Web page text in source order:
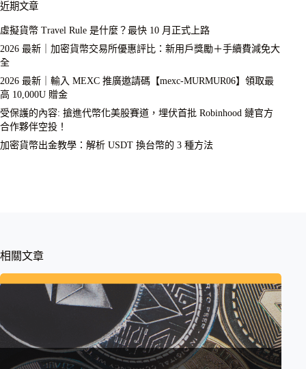
近期文章
虛擬貨幣 Travel Rule 是什麼？最快 10 月正式上路
2026 最新｜加密貨幣交易所優惠評比：新用戶獎勵＋手續費減免大
全
2026 最新｜輸入 MEXC 推廣邀請碼【mexc-MURMUR06】領取最
高 10,000U 贈金
受保護的內容: 搶進代幣化美股賽道，埋伏首批 Robinhood 鏈官方
合作夥伴空投！
加密貨幣出金教學：解析 USDT 換台幣的 3 種方法
相關文章